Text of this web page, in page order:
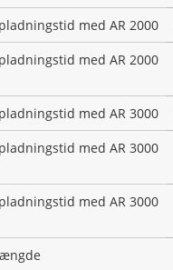
med AR 2000
med AR 2000
med AR 3000
med AR 3000
med AR 3000